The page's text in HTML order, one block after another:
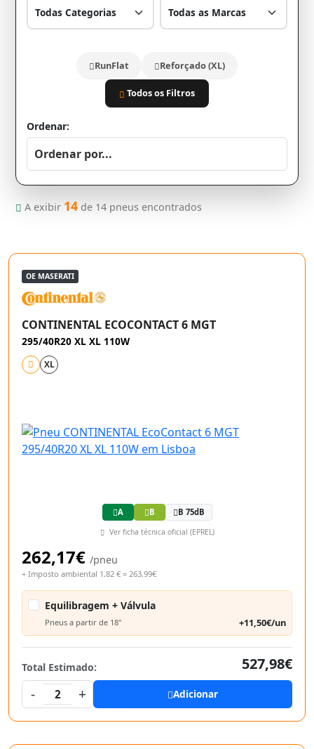
RunFlat Reforçado (XL)
Todos os Filtros
Ordenar:
A exibir 14 de 14 pneus encontrados
OE MASERATI
CONTINENTAL ECOCONTACT 6 MGT
295/40R20 XL XL 110W
XL
A B B 75dB
Ver ficha técnica oficial (EPREL)
262,17€ /pneu
+ Imposto ambiental 1,82 € = 263,99€
Equilibragem + Válvula
Pneus a partir de 18" +11,50€/un
Total Estimado:
527,98€
-
2 + Adicionar